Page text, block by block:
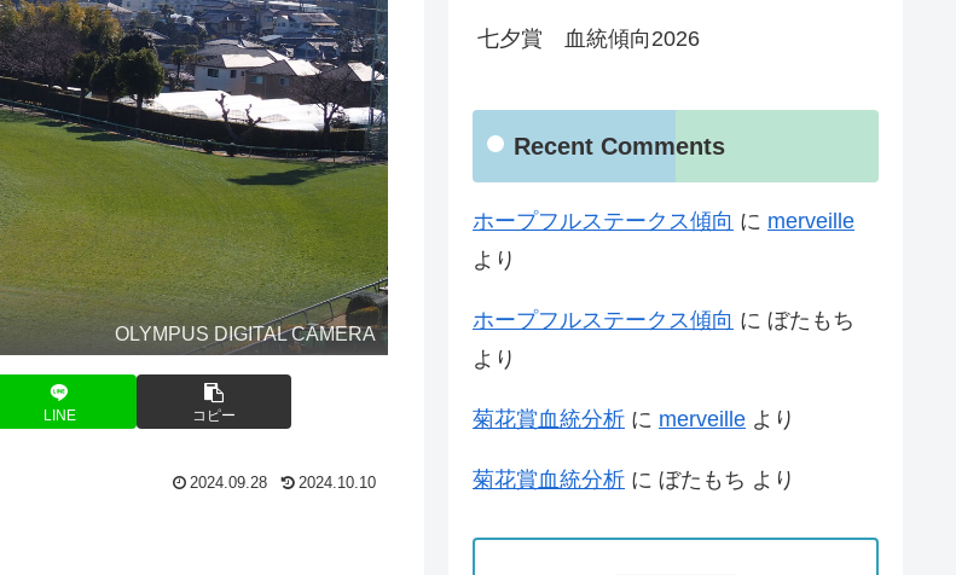
OLYMPUS DIGITAL CAMERA
LINE コピー
2024.09.28 2024.10.10
七夕賞 血統傾向2026
Recent Comments
ホープフルステークス傾向 に merveille
より
ホープフルステークス傾向 に ぼたもち
より
菊花賞血統分析 に merveille より
菊花賞血統分析 に ぼたもち より